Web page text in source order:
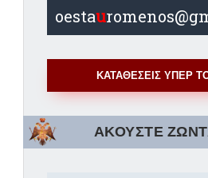
oestau
ΚΑΤΑΘΕΣΕΙΣ ΥΠΕΡ
ΑΚΟΥΣΤΕ